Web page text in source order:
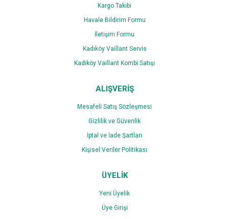
Kargo Takibi
Havale Bildirim Formu
İletişim Formu
Kadıköy Vaillant Servis
Kadıköy Vaillant Kombi Satışı
ALIŞVERİŞ
Mesafeli Satış Sözleşmesi
Gizlilik ve Güvenlik
İptal ve İade Şartları
Kişisel Veriler Politikası
ÜYELİK
Yeni Üyelik
Üye Girişi